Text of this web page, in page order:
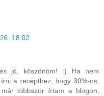
18:02
jó, köszönöm! :) Ha nem
a recepthez, hogy 30%-os,
többször írtam a blogon,